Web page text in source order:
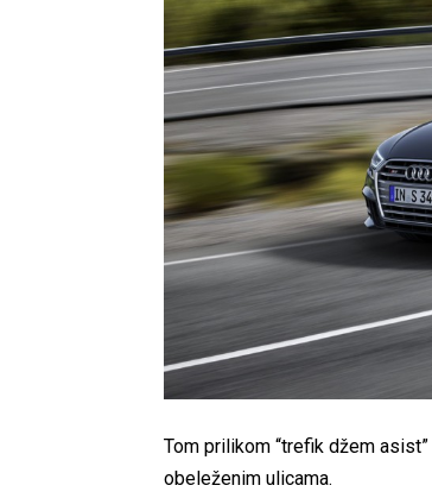
Tom prilikom “trefik džem
obeleženim ulicama.